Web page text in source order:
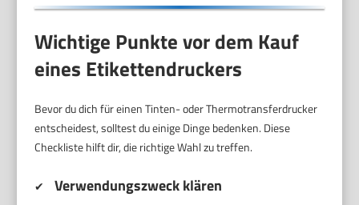
Wichtige Punkte vor dem Kauf
eines Etikettendruckers
Bevor du dich für einen Tinten- oder Thermotransferdrucker
entscheidest, solltest du einige Dinge bedenken. Diese
Checkliste hilft dir, die richtige Wahl zu treffen.
✔ Verwendungszweck klären